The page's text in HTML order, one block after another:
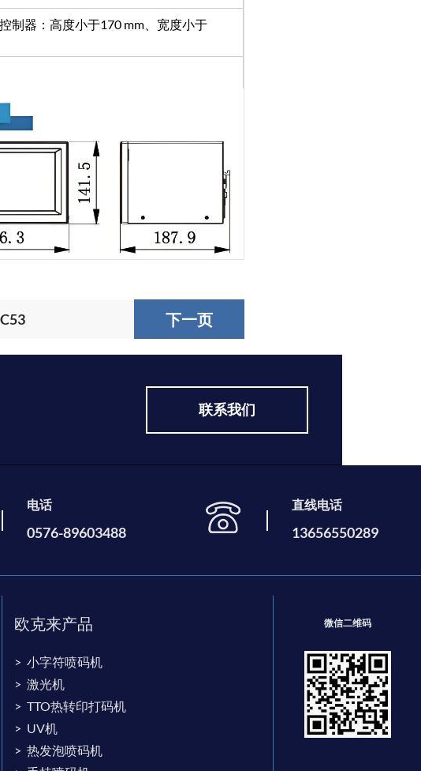
制器：高度小于170 mm、宽度小于
下一页
联系我们
电话
0576-89603488
直线电话
13656550289
欧克来产品
小字符喷码机
激光机
TTO热转印打码机
UV机
热发泡喷码机
微信二维码